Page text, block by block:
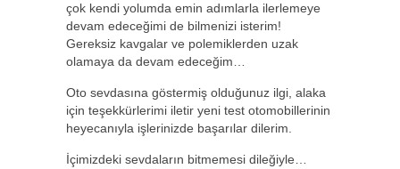
çok kendi yolumda emin adımlarla ilerlemeye
devam edeceğimi de bilmenizi isterim!
Gereksiz kavgalar ve polemiklerden uzak
olamaya da devam edeceğim…
Oto sevdasına göstermiş olduğunuz ilgi, alaka
için teşekkürlerimi iletir yeni test otomobillerinin
heyecanıyla işlerinizde başarılar dilerim.
İçimizdeki sevdaların bitmemesi dileğiyle…